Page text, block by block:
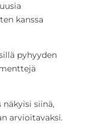
kanssa
pyhyyden
siinä,
arvioitavaksi.